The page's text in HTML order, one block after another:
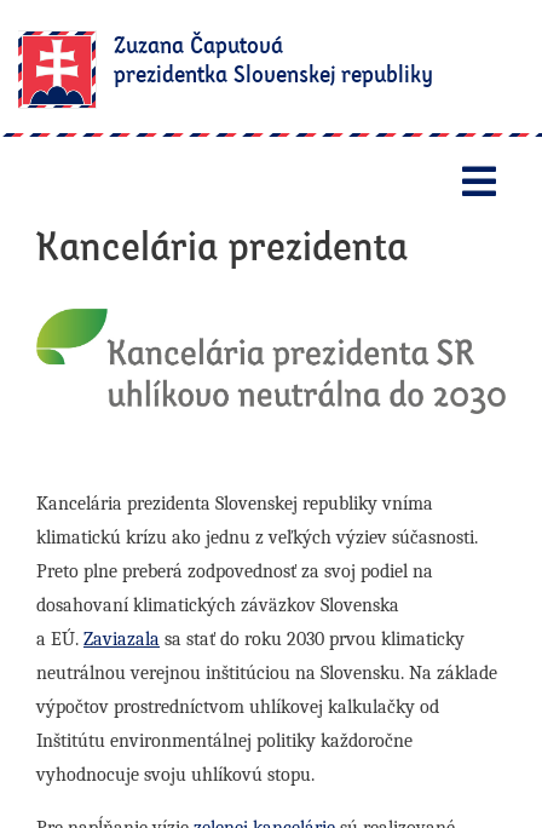
Zuzana Čaputová
prezidentka Slovenskej republiky
Kancelária prezidenta
Kancelária prezidenta Slovenskej republiky vníma
klimatickú krízu ako jednu z veľkých výziev súčasnosti.
Preto plne preberá zodpovednosť za svoj podiel na
dosahovaní klimatických záväzkov Slovenska
a EÚ. Zaviazala sa stať do roku 2030 prvou klimaticky
neutrálnou verejnou inštitúciou na Slovensku. Na základe
výpočtov prostredníctvom uhlíkovej kalkulačky od
Inštitútu environmentálnej politiky každoročne
vyhodnocuje svoju uhlíkovú stopu.